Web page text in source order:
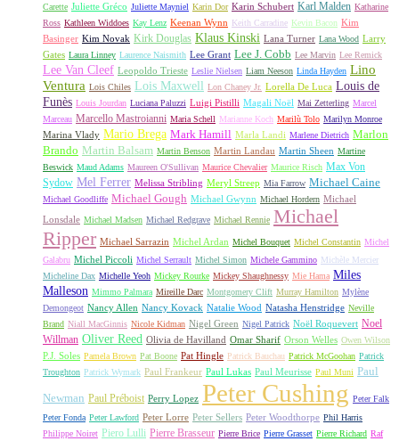
Carette Juliette Gréco Juliette Mayniel Karin Dor Karin Schubert Karl Malden Katharine
Ross Kathleen Widdoes Kay Lenz Keenan Wynn Keith Carradine Kevin Bacon Kim
Basinger Kim Novak Kirk Douglas Klaus Kinski Lana Turner Lana Wood Larry
Gates Laura Linney Laurence Naismith Lee Grant Lee J. Cobb Lee Marvin Lee Remick
Lee Van Cleef Leopoldo Trieste Leslie Nielsen Liam Neeson Linda Hayden Lino
Ventura Lois Chiles Lois Maxwell Lon Chaney Jr. Lorella De Luca Louis de
Funès Louis Jourdan Luciana Paluzzi Luigi Pistilli Magali Noël Mai Zetterling Marcel
Marceau Marcello Mastroianni Maria Schell Marianne Koch Marilù Tolo Marilyn Monroe
Marina Vlady Mario Brega Mark Hamill Marla Landi Marlene Dietrich Marlon
Brando Martin Balsam Martin Benson Martin Landau Martin Sheen Martine
Beswick Maud Adams Maureen O'Sullivan Maurice Chevalier Maurice Risch Max Von
Sydow Mel Ferrer Melissa Stribling Meryl Streep Mia Farrow Michael Caine
Michael Goodliffe Michael Gough Michael Gwynn Michael Hordern Michael
Lonsdale Michael Madsen Michael Redgrave Michael Rennie Michael
Ripper Michael Sarrazin Michel Ardan Michel Bouquet Michel Constantin Michel
Galabru Michel Piccoli Michel Serrault Michel Simon Michele Gammino Michèle Mercier
Micheline Dax Michelle Yeoh Mickey Rourke Mickey Shaughnessy Mie Hama Miles
Malleson Mimmo Palmara Mireille Darc Montgomery Clift Murray Hamilton Mylène
Demongeot Nancy Allen Nancy Kovack Natalie Wood Natasha Henstridge Neville
Brand Niall MacGinnis Nicole Kidman Nigel Green Nigel Patrick Noël Roquevert Noel
Willman Oliver Reed Olivia de Havilland Omar Sharif Orson Welles Owen Wilson
P.J. Soles Pamela Brown Pat Boone Pat Hingle Patrick Bauchau Patrick McGoohan Patrick
Troughton Patrick Wymark Paul Frankeur Paul Lukas Paul Meurisse Paul Muni Paul
Newman Paul Préboist Perry Lopez Peter Cushing Peter Falk
Peter Fonda Peter Lawford Peter Lorre Peter Sellers Peter Woodthorpe Phil Harris
Philippe Noiret Piero Lulli Pierre Brasseur Pierre Brice Pierre Grasset Pierre Richard Raf